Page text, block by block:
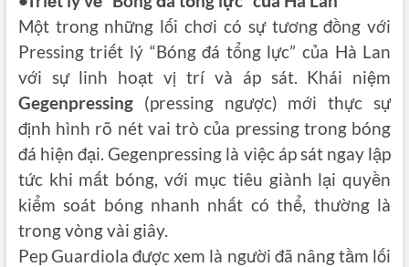
Một trong những lối chơi có sự tương đồng với
Pressing triết lý “Bóng đá tổng lực” của Hà Lan
với sự linh hoạt vị trí và áp sát. Khái niệm
Gegenpressing(pressing ngược) mới thực sự
định hình rõ nét vai trò của pressing trong bóng
đá hiện đại. Gegenpressing là việc áp sát ngay lập
tức khi mất bóng, với mục tiêu giành lại quyền
kiểm soát bóng nhanh nhất có thể, thường là
trong vòng vài giây.
Pep Guardiola được xem là người đã nâng tầm lối